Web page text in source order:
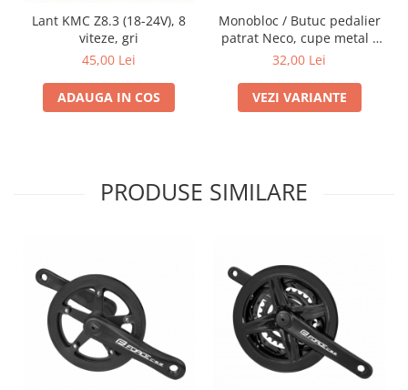
Lant KMC Z8.3 (18-24V), 8
viteze, gri
45,00 Lei
ADAUGA IN COS
Monobloc / Butuc pedalier
patrat Neco, cupe metal /
plastic, diferite marimi
32,00 Lei
VEZI VARIANTE
PRODUSE SIMILARE